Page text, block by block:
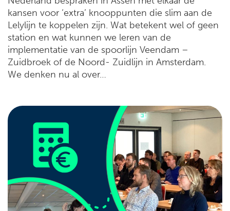
kansen voor ‘extra’ knooppunten die slim aan de
Lelylijn te koppelen zijn. Wat betekent wel of geen
station en wat kunnen we leren van de
implementatie van de spoorlijn Veendam –
Zuidbroek of de Noord- Zuidlijn in Amsterdam.
We denken nu al over…